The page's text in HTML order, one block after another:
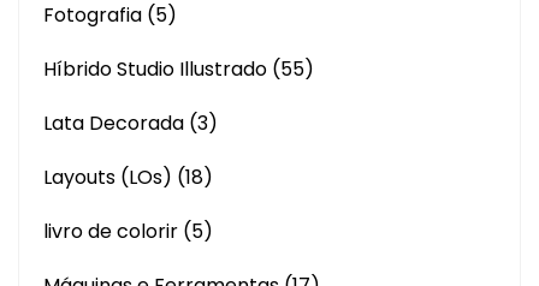
Fotografia (5)
Híbrido Studio Illustrado (55)
Lata Decorada (3)
Layouts (LOs) (18)
livro de colorir (5)